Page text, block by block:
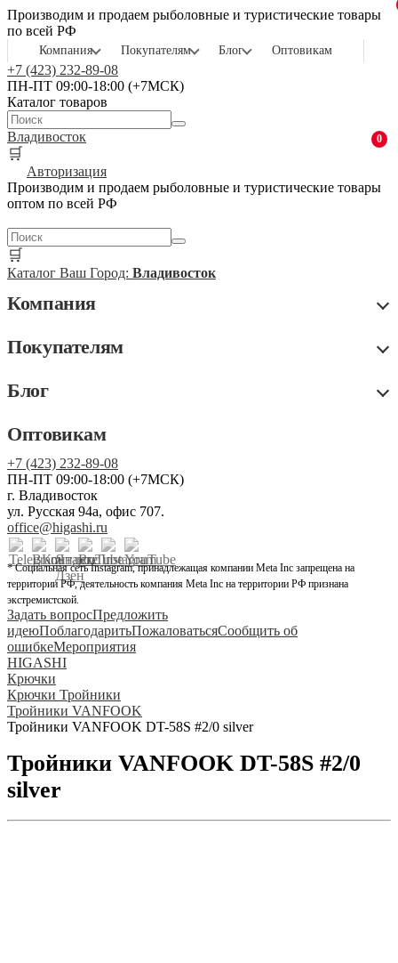
Производим и продаем рыболовные и туристические товары
по всей РФ
Компания Покупателям Блог Оптовикам
+7 (423) 232-89-08
ПН-ПТ 09:00-18:00 (+7МСК)
Каталог товаров
Владивосток
🛒
0
Авторизация
Производим и продаем рыболовные и туристические товары
оптом по всей РФ
🛒
Каталог Ваш Город: Владивосток
Компания
Покупателям
Блог
Оптовикам
+7 (423) 232-89-08
ПН-ПТ 09:00-18:00 (+7МСК)
г. Владивосток
ул. Русская 94а, офис 707.
office@higashi.ru
* Социальная сеть Instagram, принадлежащая компании Meta Inc запрещена на
территории РФ, деятельность компания Meta Inc на территории РФ признана
экстремистской.
Задать вопросПредложить
идеюПоблагодаритьПожаловатьсяСообщить об
ошибкеМероприятия
HIGASHI
Крючки
Крючки Тройники
Тройники VANFOOK
Тройники VANFOOK DT-58S #2/0 silver
Тройники VANFOOK DT-58S #2/0
silver